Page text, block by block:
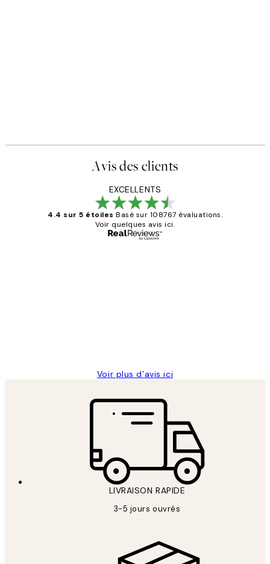
Avis des clients
EXCELLENTS
4.4 sur 5 étoiles Basé sur 108767 évaluations.
Voir quelques avis ici.
Voir plus d’avis ici
LIVRAISON RAPIDE
3-5 jours ouvrés